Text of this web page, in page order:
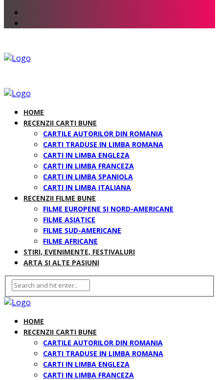
HOME
RECENZII CARTI BUNE
CARTILE AUTORILOR DIN ROMANIA
CARTI TRADUSE IN LIMBA ROMANA
CARTI IN LIMBA ENGLEZA
CARTI IN LIMBA FRANCEZA
CARTI IN LIMBA SPANIOLA
CARTI IN LIMBA ITALIANA
RECENZII FILME BUNE
FILME EUROPENE SI NORD-AMERICANE
FILME ASIATICE
FILME SUD-AMERICANE
FILME AFRICANE
STIRI, EVENIMENTE, FESTIVALURI
ARTA SI ALTE PASIUNI
HOME
RECENZII CARTI BUNE
CARTILE AUTORILOR DIN ROMANIA
CARTI TRADUSE IN LIMBA ROMANA
CARTI IN LIMBA ENGLEZA
CARTI IN LIMBA FRANCEZA